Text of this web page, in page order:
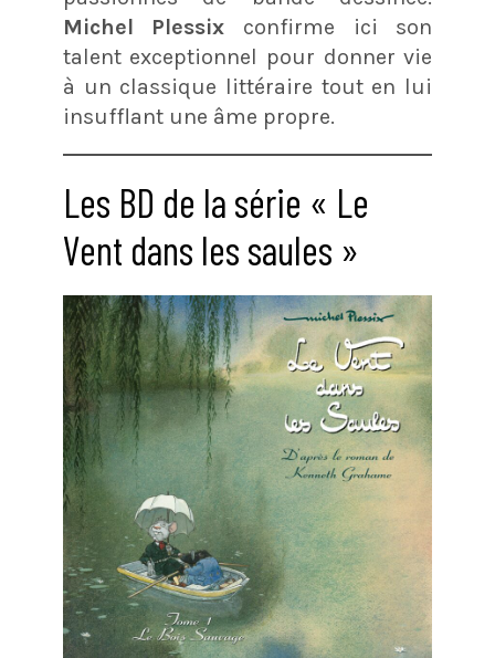
Michel Plessix confirme ici son
talent exceptionnel pour donner vie
à un classique littéraire tout en lui
insufflant une âme propre.
Les BD de la série « Le
Vent dans les saules »